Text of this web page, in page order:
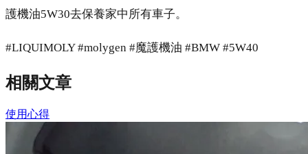
護機油5W30去保養家中所有車子。
#LIQUIMOLY #molygen #魔護機油 #BMW #5W40
相關文章
使用心得